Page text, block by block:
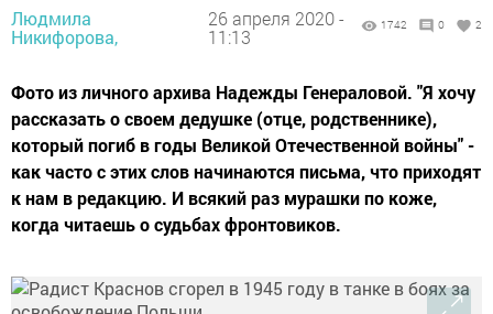
Людмила
Никифорова,
26 апреля 2020 -
11:13
1742 0 2
Фото из личного архива Надежды Генераловой. "Я хочу
рассказать о своем дедушке (отце, родственнике),
который погиб в годы Великой Отечественной войны" -
как часто с этих слов начинаются письма, что приходят
к нам в редакцию. И всякий раз мурашки по коже,
когда читаешь о судьбах фронтовиков.